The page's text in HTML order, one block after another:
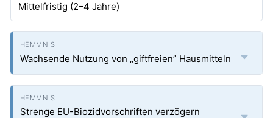
Mittelfristig (2–4 Jahre)
Wachsende Nutzung von „giftfreien” Hausmitteln
Strenge EU-Biozidvorschriften verzögern